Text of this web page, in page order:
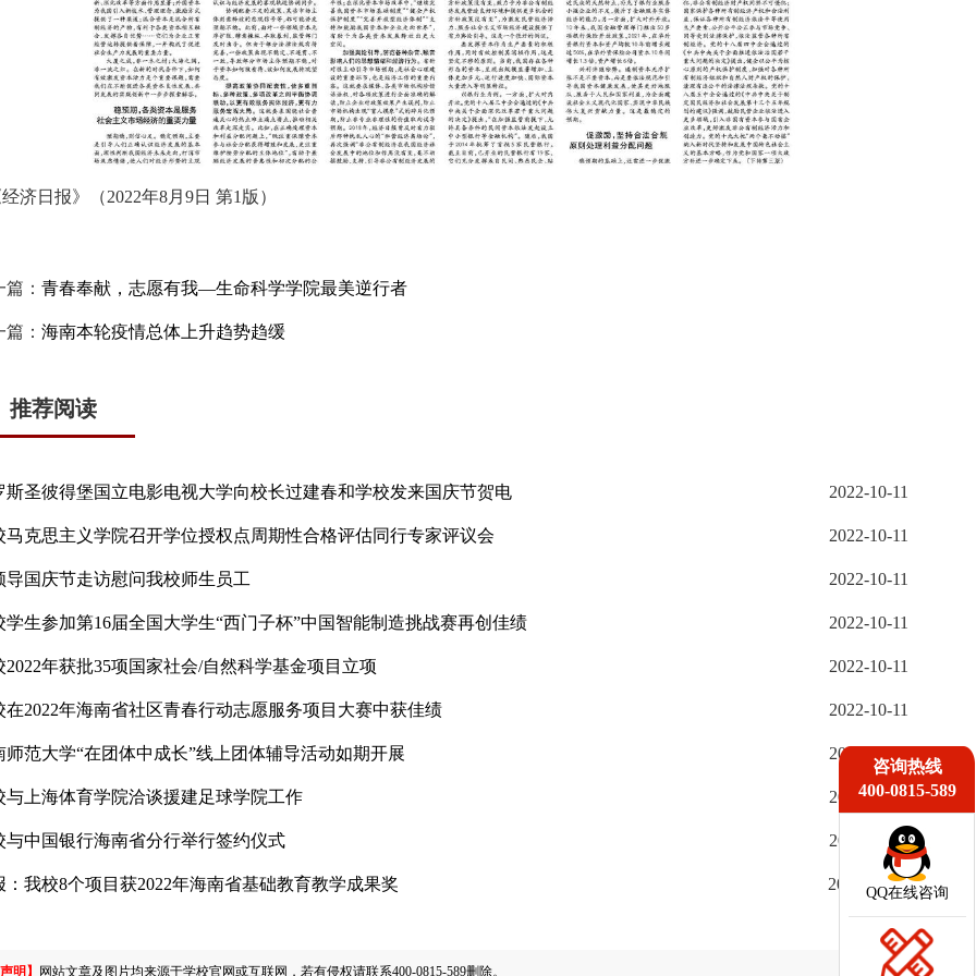
经济日报》（2022年8月9日 第1版）
篇： 青春奉献，志愿有我—生命科学学院最美逆行者
： 海南本轮疫情总体上升趋势趋缓
推荐阅读
斯圣彼得堡国立电影电视大学向校长过建春和学校发来国庆节贺电 2022-10-11
马克思主义学院召开学位授权点周期性合格评估同行专家评议会 2022-10-11
导国庆节走访慰问我校师生员工 2022-10-11
学生参加第16届全国大学生“西门子杯”中国智能制造挑战赛再创佳绩 2022-10-11
2022年获批35项国家社会/自然科学基金项目立项 2022-10-11
在2022年海南省社区青春行动志愿服务项目大赛中获佳绩 2022-10-11
师范大学“在团体中成长”线上团体辅导活动如期开展 2022-10-11
与上海体育学院洽谈援建足球学院工作 2022-10-11
与中国银行海南省分行举行签约仪式 2022-10-11
：我校8个项目获2022年海南省基础教育教学成果奖 2022-09-21
明】 网站文章及图片均来源于学校官网或互联网，若有侵权请联系400-0815-589删除。
咨询热线
400-0815-589
QQ在线咨询